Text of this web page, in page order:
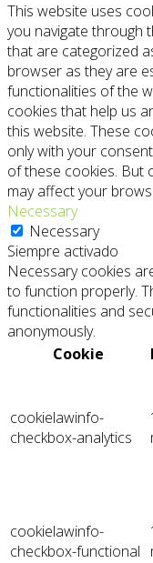
This website uses
you navigate through
that are categorized
browser as they are
functionalities of the
cookies that help us
this website. These
only with your
of these cookies. But
may affect your
Necessary
Necessary
Siempre activado
Necessary cookies
to function properly.
functionalities and
anonymously.
Cookie
cookielawinfo-
checkbox-analytics
cookielawinfo-
checkbox-functional